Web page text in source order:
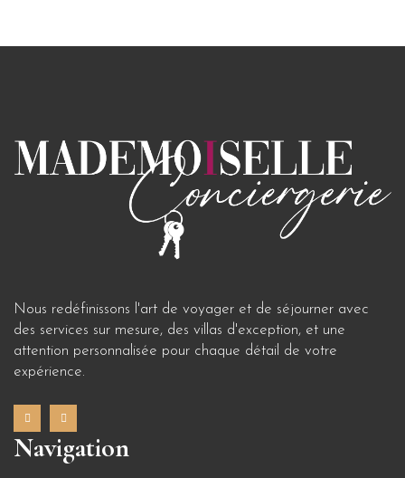
Nous redéfinissons l'art de voyager et de séjourner avec
des services sur mesure, des villas d'exception, et une
attention personnalisée pour chaque détail de votre
expérience.
Navigation